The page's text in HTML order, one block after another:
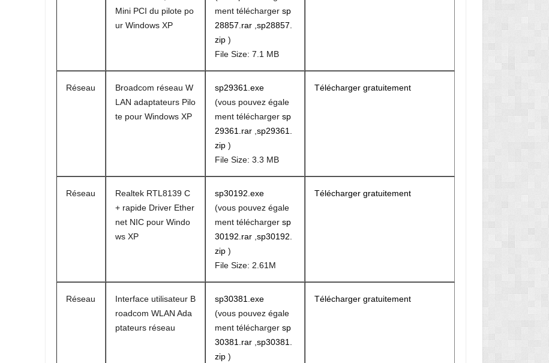
Mini PCI du pilote po
ur Windows XP
ment télécharger sp
28857.rar,sp28857.
zip)
File Size: 7.1 MB
Réseau
Broadcom réseau W
LAN adaptateurs Pilo
te pour Windows XP
sp29361.exe
(vous pouvez égale
ment télécharger sp
29361.rar,sp29361.
zip)
File Size: 3.3 MB
Télécharger gratuitement
Réseau
Realtek RTL8139 C
+ rapide Driver Ether
net NIC pour Windo
ws XP
sp30192.exe
(vous pouvez égale
ment télécharger sp
30192.rar,sp30192.
zip)
File Size: 2.61M
Télécharger gratuitement
Réseau
Interface utilisateur B
roadcom WLAN Ada
ptateurs réseau
sp30381.exe
(vous pouvez égale
ment télécharger sp
30381.rar,sp30381.
zip)
Télécharger gratuitement